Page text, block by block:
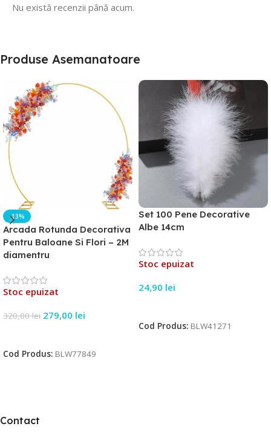
Nu există recenzii până acum.
Produse Asemanatoare
-13%
Arcada Rotunda Decorativa
Pentru Baloane Si Flori – 2M
diamentru
Stoc epuizat
320,00lei 279,00 lei
Cod Produs: BLW77849
Set 100 Pene Decorative
Albe 14cm
Stoc epuizat
24,90 lei
Cod Produs: BLW41271
Contact